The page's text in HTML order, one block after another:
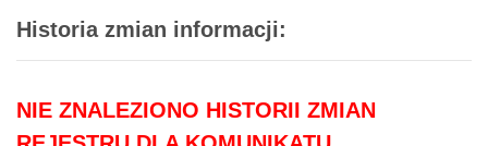
Historia zmian informacji:
NIE ZNALEZIONO HISTORII ZMIAN